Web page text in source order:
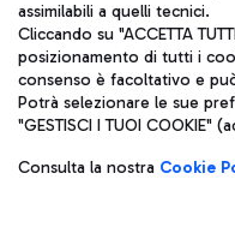
QUALITÀ
assimilabili a quelli tecnici.
Cliccando su "ACCETTA
posizionamento di tutti i
consenso è facoltativo e
Potrà selezionare le sue
"GESTISCI I TUOI COOKIE"
Consulta la nostra Cookie